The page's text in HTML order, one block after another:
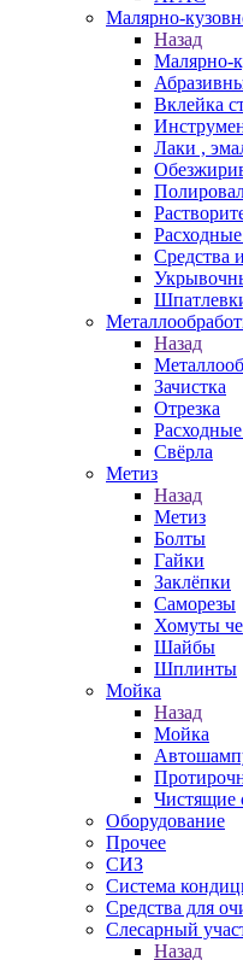
Малярно-
Назад
Малярно-
Вклейка
Лаки ,
Средства
Назад
Зачистка
Отрезка
Свёрла
Метиз
Назад
Метиз
Болты
Гайки
Заклёпки
Саморезы
Хомуты
Шайбы
Шплинты
Мойка
Назад
Мойка
Чистящие
Оборудование
Прочее
СИЗ
Система
Средства для
Слесарный
Назад